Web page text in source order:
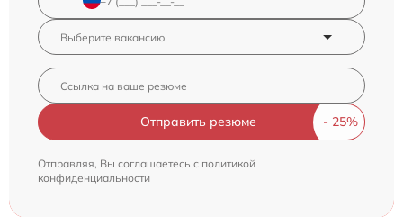
Отправить резюме
Отправляя, Вы соглашаетесь с политикой
конфиденциальности